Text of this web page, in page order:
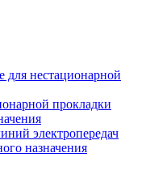
для нестационарной
прокладки
электропередач
назначения